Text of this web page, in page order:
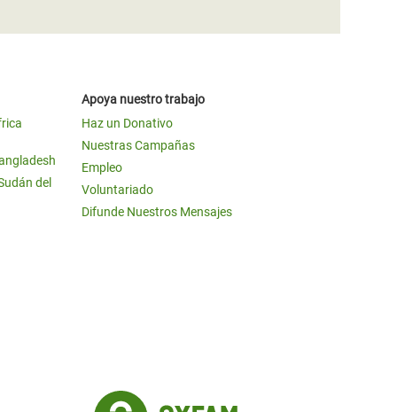
del
Apoya nuestro trabajo
Haz un Donativo
Nuestras Campañas
Empleo
Voluntariado
Difunde Nuestros Mensajes